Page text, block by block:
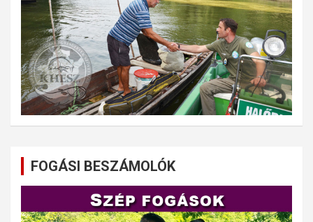
FOGÁSI BESZÁMOLÓK